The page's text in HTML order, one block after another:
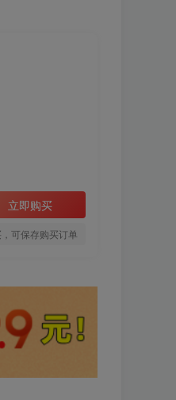
立即购买
可保存购买订单